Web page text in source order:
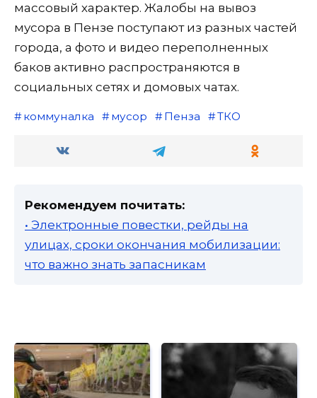
массовый характер. Жалобы на вывоз
мусора в Пензе поступают из разных частей
города, а фото и видео переполненных
баков активно распространяются в
социальных сетях и домовых чатах.
коммуналка мусор Пенза ТКО
Рекомендуем почитать:
• Электронные повестки, рейды на
улицах, сроки окончания мобилизации:
что важно знать запасникам